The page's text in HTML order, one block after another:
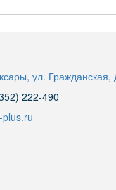
ул.
222-490